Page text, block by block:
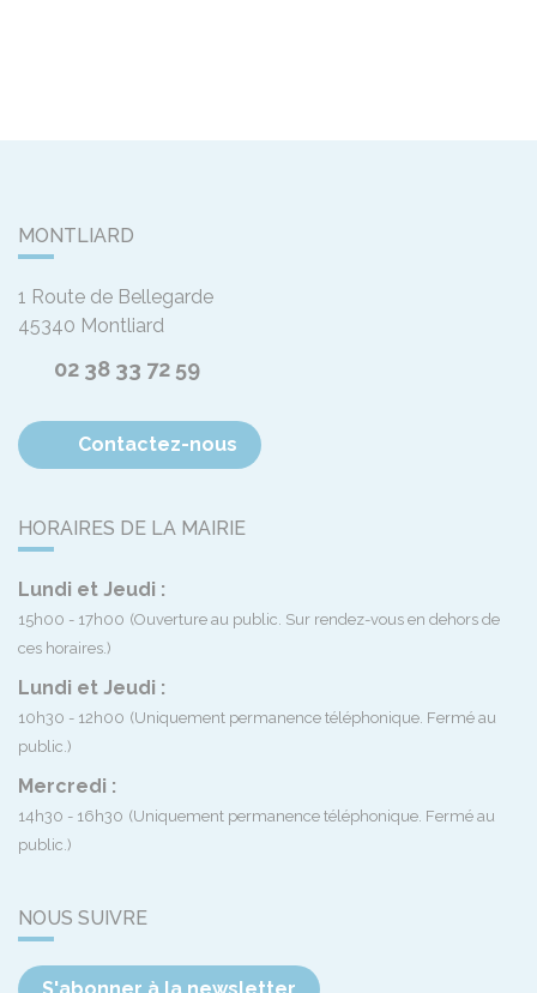
MONTLIARD
1 Route de Bellegarde
45340 Montliard
02 38 33 72 59
Contactez-nous
HORAIRES DE LA MAIRIE
Lundi et Jeudi :
15h00 - 17h00 (Ouverture au public. Sur rendez-vous en dehors de
ces horaires.)
Lundi et Jeudi :
10h30 - 12h00 (Uniquement permanence téléphonique. Fermé au
public.)
Mercredi :
14h30 - 16h30 (Uniquement permanence téléphonique. Fermé au
public.)
NOUS SUIVRE
S'abonner à la newsletter